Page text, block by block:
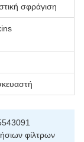
σφράγιση
φίλτρων